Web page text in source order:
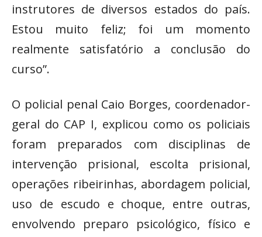
instrutores de diversos estados do país.
Estou muito feliz; foi um momento
realmente satisfatório a conclusão do
curso”.
O policial penal Caio Borges, coordenador-
geral do CAP I, explicou como os policiais
foram preparados com disciplinas de
intervenção prisional, escolta prisional,
operações ribeirinhas, abordagem policial,
uso de escudo e choque, entre outras,
envolvendo preparo psicológico, físico e